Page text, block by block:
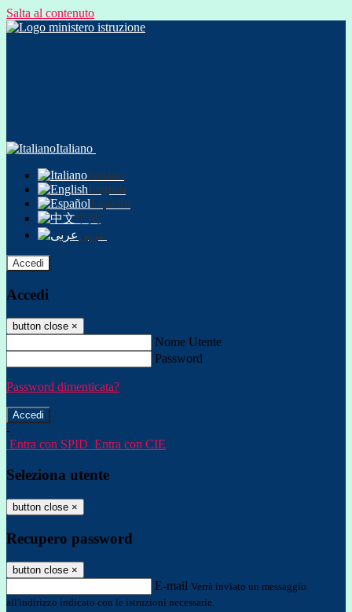
Salta al contenuto
Italiano
Italiano
English
Español
中文
عربى
Accedi
Accedi
button close ×
Nome Utente
Password
Password dimenticata?
-
Entra con SPID Entra con CIE
Seleziona utente
button close ×
Recupero password
button close ×
E-mail Verrà inviato un messaggio
all'indirizzo indicato con le istruzioni necessarie.